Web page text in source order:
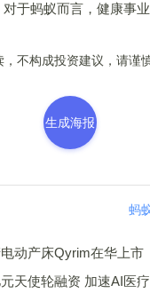
于蚂蚁而言，健康事
构成投资建议，请谨
生成海报
蚂
动产床Qyrim在华上市
天使轮融资 加速AI医